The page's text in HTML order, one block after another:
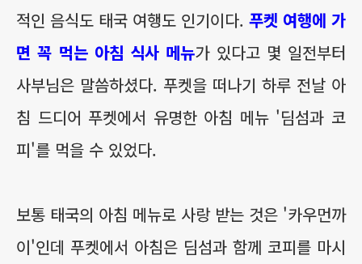
적인 음식도 태국 여행도 인기이다. 푸켓 여행에 가
면 꼭 먹는 아침 식사 메뉴가 있다고 몇 일전부터
사부님은 말씀하셨다. 푸켓을 떠나기 하루 전날 아
침 드디어 푸켓에서 유명한 아침 메뉴 '딤섬과 코
피'를 먹을 수 있었다.
보통 태국의 아침 메뉴로 사랑 받는 것은 '카우먼까
이'인데 푸켓에서 아침은 딤섬과 함께 코피를 마시